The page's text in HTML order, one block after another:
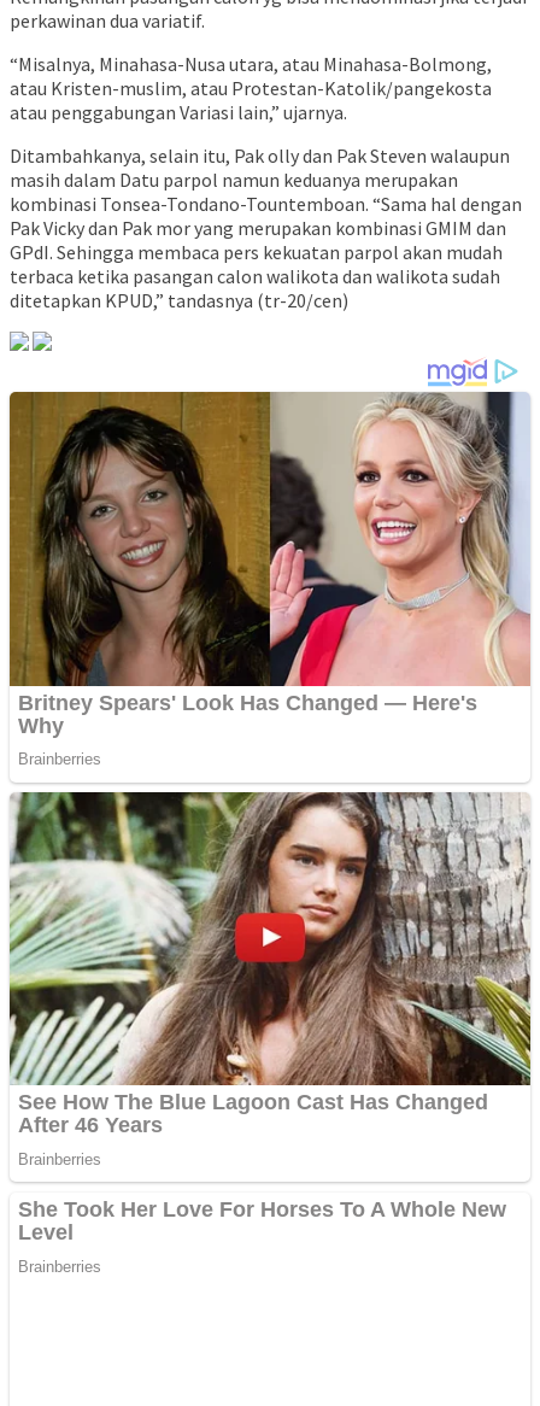
perkawinan dua variatif.
“Misalnya, Minahasa-Nusa utara, atau Minahasa-Bolmong,
atau Kristen-muslim, atau Protestan-Katolik/pangekosta
atau penggabungan Variasi lain,” ujarnya.
Ditambahkanya, selain itu, Pak olly dan Pak Steven walaupun
masih dalam Datu parpol namun keduanya merupakan
kombinasi Tonsea-Tondano-Tountemboan. “Sama hal dengan
Pak Vicky dan Pak mor yang merupakan kombinasi GMIM dan
GPdI. Sehingga membaca pers kekuatan parpol akan mudah
terbaca ketika pasangan calon walikota dan walikota sudah
ditetapkan KPUD,” tandasnya (tr-20/cen)